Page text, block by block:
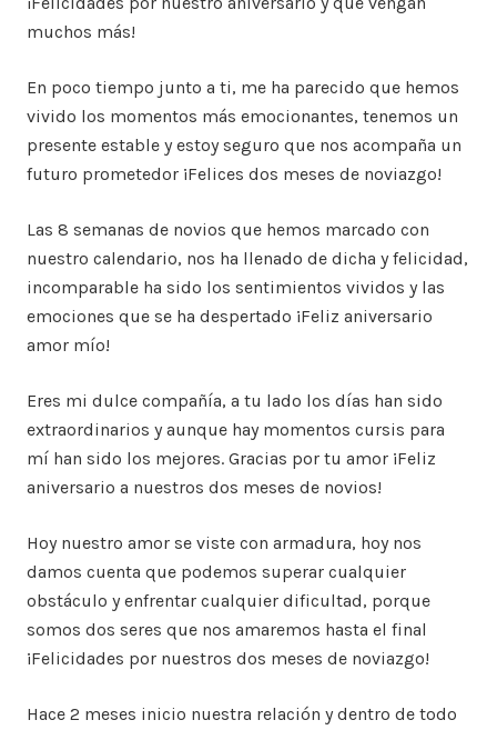
muchos más!
En poco tiempo junto a ti, me ha parecido que hemos
vivido los momentos más emocionantes, tenemos un
presente estable y estoy seguro que nos acompaña un
futuro prometedor ¡Felices dos meses de noviazgo!
Las 8 semanas de novios que hemos marcado con
nuestro calendario, nos ha llenado de dicha y felicidad,
incomparable ha sido los sentimientos vividos y las
emociones que se ha despertado ¡Feliz aniversario
amor mío!
Eres mi dulce compañía, a tu lado los días han sido
extraordinarios y aunque hay momentos cursis para
mí han sido los mejores. Gracias por tu amor ¡Feliz
aniversario a nuestros dos meses de novios!
Hoy nuestro amor se viste con armadura, hoy nos
damos cuenta que podemos superar cualquier
obstáculo y enfrentar cualquier dificultad, porque
somos dos seres que nos amaremos hasta el final
¡Felicidades por nuestros dos meses de noviazgo!
Hace 2 meses inicio nuestra relación y dentro de todo